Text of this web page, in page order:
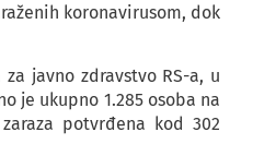
koronavirusom, dok
javno zdravstvo RS-a, u
je ukupno 1.285 osoba na
potvrđena kod 302